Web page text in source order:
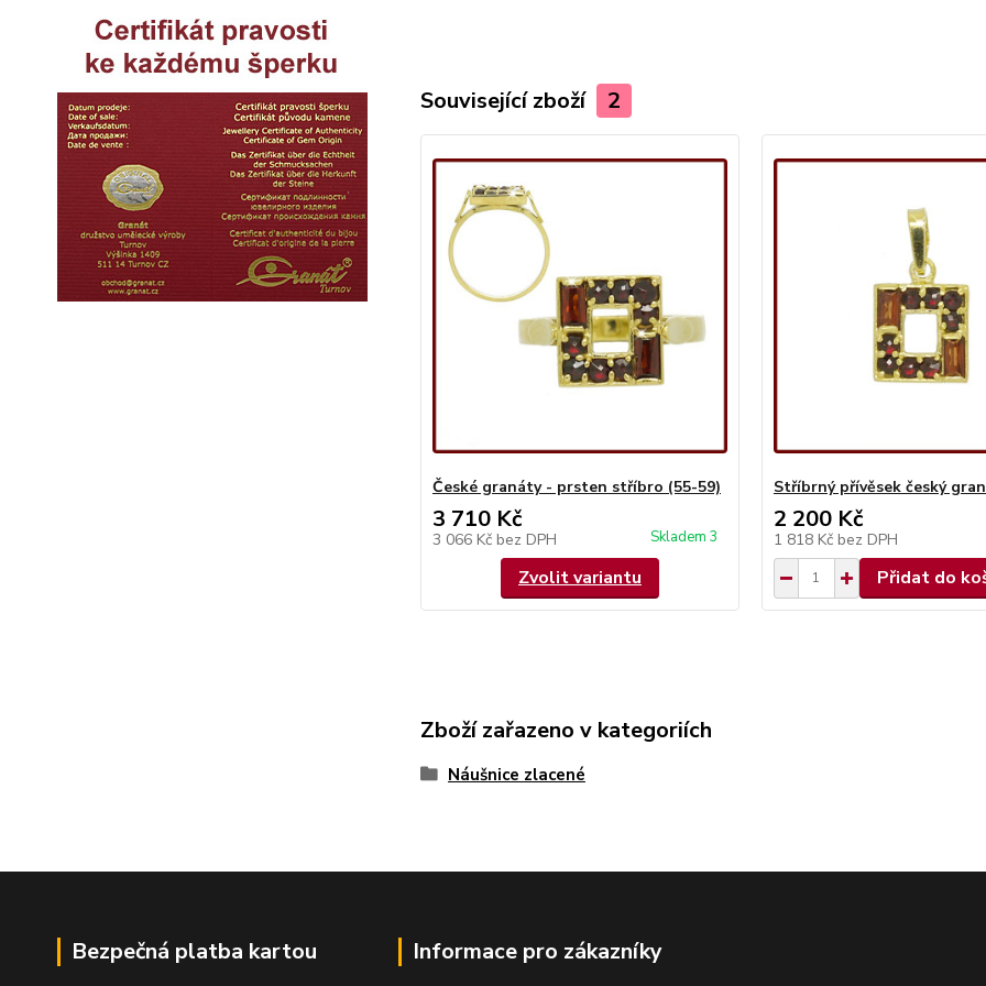
Související zboží 2
České granáty - prsten stříbro (55-59)
3 710 Kč
3 066 Kč bez DPH Skladem 3
Zvolit variantu
Stříbrný přívěsek český
2 200 Kč
1 818 Kč bez DPH
Přidat do
Zboží zařazeno v kategoriích
Náušnice zlacené
Bezpečná platba kartou Informace pro zákazníky